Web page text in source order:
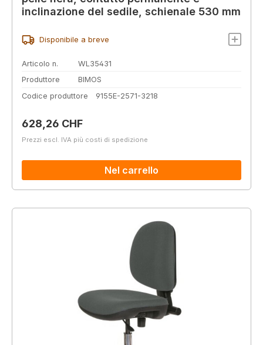
inclinazione del sedile, schienale 530 mm
Disponibile a breve
Articolo n.
WL35431
Produttore
BIMOS
Codice produttore
9155E-2571-3218
Prezzo normale:
628,26 CHF
Prezzi escl. IVA più costi di spedizione
Nel carrello